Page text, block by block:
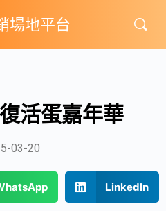
場地平台
活蛋嘉年華
03-20
LinkedIn